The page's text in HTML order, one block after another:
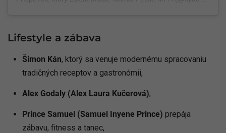
Lifestyle a zábava
Šimon Kán, ktorý sa venuje modernému spracovaniu
tradičných receptov a gastronómii,
Alex Godaly (Alex Laura Kučerová),
Prince Samuel (Samuel Inyene Prince) prepája
zábavu, fitness a tanec,